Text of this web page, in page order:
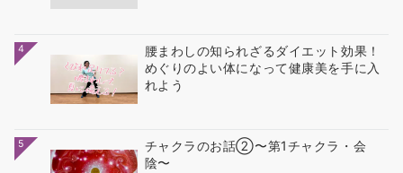
4
腰まわしの知られざるダイエット効果！
めぐりのよい体になって健康美を手に入
れよう
5
チャクラのお話②〜第1チャクラ・会
陰〜